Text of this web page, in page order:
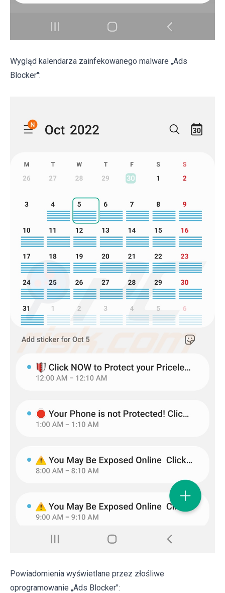
Wygląd kalendarza zainfekowanego malware „Ads
Blocker":
Powiadomienia wyświetlane przez złośliwe
oprogramowanie „Ads Blocker":